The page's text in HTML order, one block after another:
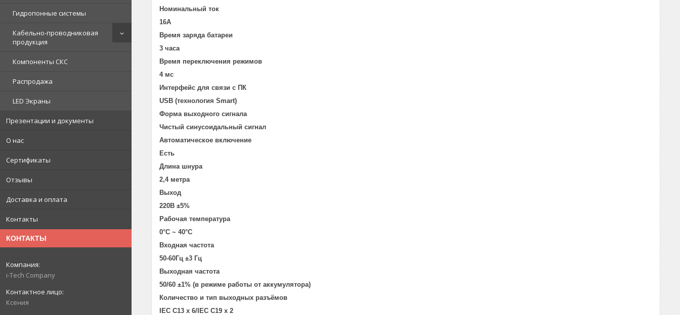
Гидропонные системы
Кабельно-проводниковая
продукция
Компоненты СКС
Распродажа
LED Экраны
Презентации и документы
О нас
Сертификаты
Отзывы
Доставка и оплата
Контакты
КОНТАКТЫ
i-Tech Company
Ксения
Номинальный ток
16A
Время заряда батареи
3 часа
Время переключения режимов
4 мс
Интерфейс для связи с ПК
USB (технология Smart)
Форма выходного сигнала
Чистый синусоидальный сигнал
Автоматическое включение
Есть
Длина шнура
2,4 метра
Выход
220В ±5%
Рабочая температура
0°С ~ 40°С
Входная частота
50-60Гц ±3 Гц
Выходная частота
50/60 ±1% (в режиме работы от аккумулятора)
Количество и тип выходных разъёмов
IEC C13 x 6/IEC C19 x 2